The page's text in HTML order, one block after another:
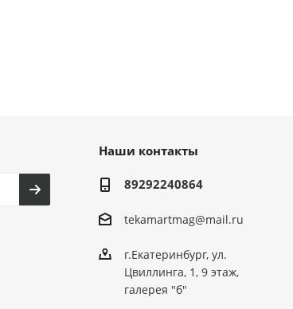
Наши контакты
89292240864
tekamartmag@mail.ru
г.Екатеринбург, ул.
Цвиллинга, 1, 9 этаж,
галерея "б"